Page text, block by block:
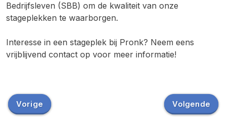
Bedrijfsleven (SBB) om de kwaliteit van onze
stageplekken te waarborgen.
Interesse in een stageplek bij Pronk? Neem eens
vrijblijvend contact op voor meer informatie!
Vorige Volgende